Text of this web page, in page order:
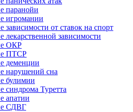
паранойи
игромании
зависимости от ставок на спорт
лекарственной зависимости
ОКР
ПТСР
деменции
нарушений сна
булимии
синдрома Туретта
апатии
СДВГ